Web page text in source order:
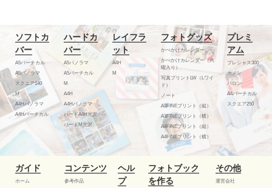
ソフトカ
バー
A5バーチカル
A5パノラマ
スクエア140
M
A4Hパノラマ
A4Hバーチカル
ハードカ
バー
A5パノラマ
A5バーチカル
M
A4H
A4Hパノラマ
ハードA4H光沢
ハードM光沢
レイフラ
ット
A4H
M
フォトグッズ
かべかけカレンダー
かべかけカレンダー（六
曜入り）
写真プリントLW（Lワイ
ド）
ノート
A3FINEプリント（縦）
A3FINEプリント（横）
A4FINEプリント（縦）
A4FINEプリント（横）
プレミ
アム
プレシャス300
カノン
バロン
A4バーチカル
スクエア250
ガイド
ホーム
コンテンツ
参考作品
ヘル
プ
フォトブック
を作る
その他
運営会社